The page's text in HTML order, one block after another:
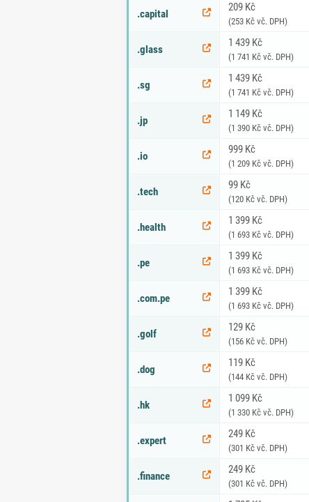
.capital
209 Kč
(253 Kč vč. DPH)
.glass
1 439 Kč
(1 741 Kč vč. DPH)
.sg
1 439 Kč
(1 741 Kč vč. DPH)
.jp
1 149 Kč
(1 390 Kč vč. DPH)
.io
999 Kč
(1 209 Kč vč. DPH)
.tech
99 Kč
(120 Kč vč. DPH)
.health
1 399 Kč
(1 693 Kč vč. DPH)
.pe
1 399 Kč
(1 693 Kč vč. DPH)
.com.pe
1 399 Kč
(1 693 Kč vč. DPH)
.golf
129 Kč
(156 Kč vč. DPH)
.dog
119 Kč
(144 Kč vč. DPH)
.hk
1 099 Kč
(1 330 Kč vč. DPH)
.expert
249 Kč
(301 Kč vč. DPH)
.finance
249 Kč
(301 Kč vč. DPH)